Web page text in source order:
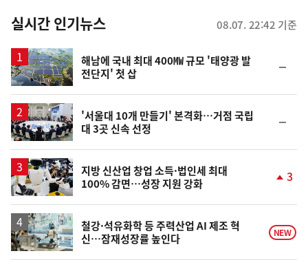
뉴
스
실시간 인기뉴스 08.07. 22:42 기준
해남에 국내 최대 400㎿ 규모 '태양광 발
전단지' 첫 삽
일
'서울대 10개 만들기' 본격화…거점 국립
대 3곳 신속 선정
일
지방 신산업 창업 소득·법인세 최대
100% 감면…성장 지원 강화
계
승
3
철강·석유화학 등 주력산업 AI 제조 혁
신…잠재성장률 높인다
NEW